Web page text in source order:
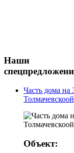
Наши
Часть дома на
Толмачевскоой
Объект: